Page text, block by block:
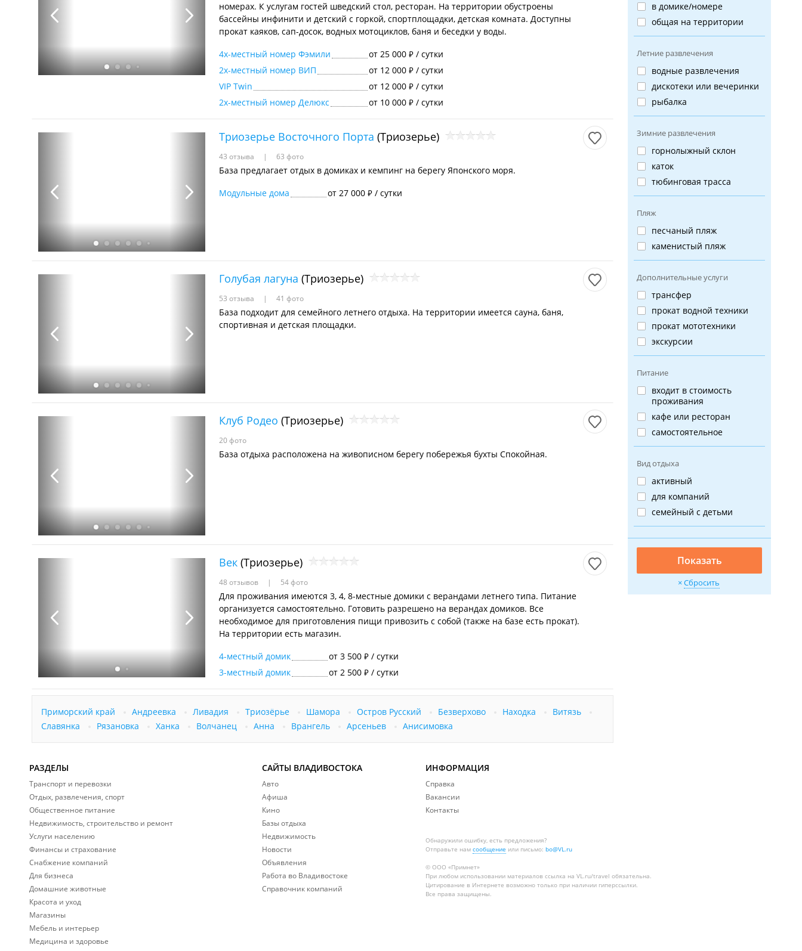
номерах. К услугам гостей шведский стол, ресторан. На территории обустроены
бассейны инфинити и детский с горкой, спортплощадки, детская комната. Доступны
прокат каяков, сап-досок, водных мотоциклов, баня и беседки у воды.
4х-местный номер Фэмили
2х-местный номер ВИП
VIP Twin
2х-местный номер Делюкс
от 25 000 ₽ / сутки
от 12 000 ₽ / сутки
от 12 000 ₽ / сутки
от 10 000 ₽ / сутки
Триозерье Восточного Порта (Триозерье)
43 отзыва 63 фото
База предлагает отдых в домиках и кемпинг на берегу Японского моря.
Модульные дома
от 27 000 ₽ / сутки
Голубая лагуна (Триозерье)
53 отзыва 41 фото
База подходит для семейного летнего отдыха. На территории имеется сауна, баня,
спортивная и детская площадки.
Клуб Родео (Триозерье)
20 фото
База отдыха расположена на живописном берегу побережья бухты Спокойная.
Век (Триозерье)
48 отзывов 54 фото
Для проживания имеются 3, 4, 8-местные домики с верандами летнего типа. Питание
организуется самостоятельно. Готовить разрешено на верандах домиков. Все
необходимое для приготовления пищи привозить с собой (также на базе есть прокат).
На территории есть магазин.
4-местный домик
3-местный домик
от 3 500 ₽ / сутки
от 2 500 ₽ / сутки
Приморский край Андреевка Ливадия Триозёрье Шамора Остров Русский Безверхово Находка
Витязь
Славянка
Рязановка Ханка Волчанец Анна Врангель Арсеньев Анисимовка
в домике/номере
общая на территории
Летние развлечения
водные развлечения
дискотеки или вечеринки
рыбалка
Зимние развлечения
горнолыжный склон
каток
тюбинговая трасса
Пляж
песчаный пляж
каменистый пляж
Дополнительные услуги
трансфер
прокат водной техники
прокат мототехники
экскурсии
Питание
входит в стоимость
проживания
кафе или ресторан
самостоятельное
Вид отдыха
активный
для компаний
семейный с детьми
Показать
Сбросить
РАЗДЕЛЫ
Транспорт и перевозки
Отдых, развлечения, спорт
Общественное питание
Недвижимость, строительство и ремонт
Услуги населению
Финансы и страхование
Снабжение компаний
Для бизнеса
Домашние животные
Красота и уход
Магазины
Мебель и интерьер
Медицина и здоровье
САЙТЫ ВЛАДИВОСТОКА
Авто
Афиша
Кино
Базы отдыха
Недвижимость
Новости
Объявления
Работа во Владивостоке
Справочник компаний
ИНФОРМАЦИЯ
Справка
Вакансии
Контакты
Обнаружили ошибку, есть предложения?
Отправьте нам сообщение или письмо: bo@VL.ru
© ООО «Примнет»
При любом использовании материалов ссылка на VL.ru/travel обязательна.
Цитирование в Интернете возможно только при наличии гиперссылки.
Все права защищены.